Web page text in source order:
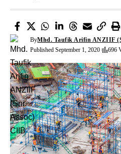
ByMhd. Taufik Arifin ANZIIF
Published September 1, 2020
696